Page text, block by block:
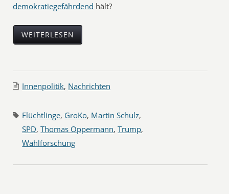
demokratiegefährdend hält?
WEITERLESEN
Innenpolitik, Nachrichten
Flüchtlinge, GroKo, Martin Schulz,
SPD,Thomas Oppermann,Trump,
Wahlforschung